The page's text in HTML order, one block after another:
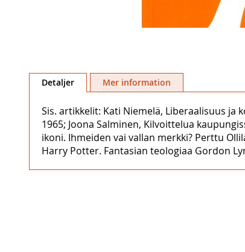
till
bildgalleriet
Detaljer
Sis. artikkelit: Kati Niemelä, Liberaalisuus ja
1965; Joona Salminen, Kilvoittelua
ikoni. Ihmeiden vai vallan merkki? Perttu
Harry Potter. Fantasian teologiaa Gordon
Mer information